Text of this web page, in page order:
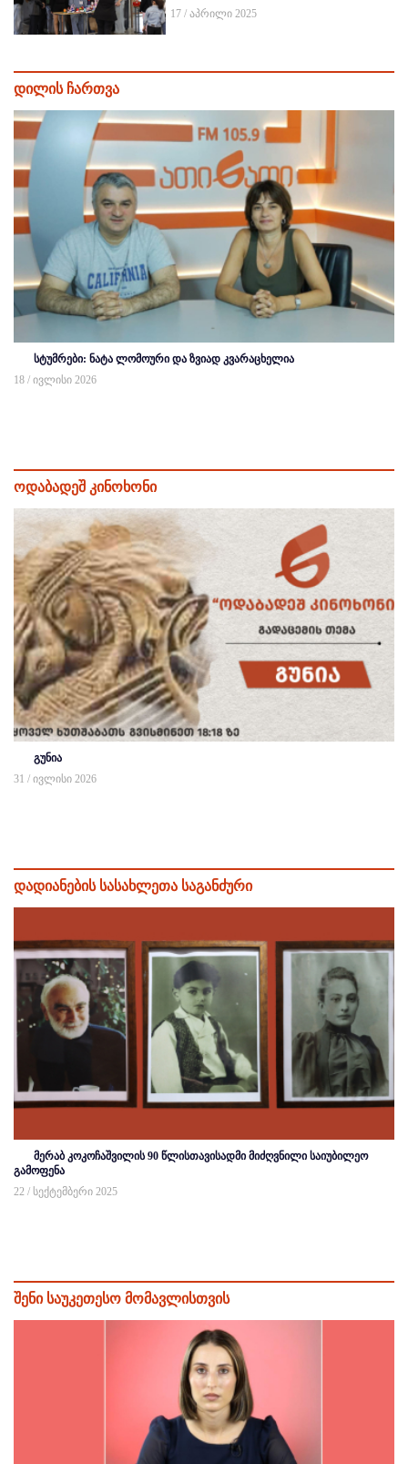
17 / აპრილი 2025
დილის ჩართვა
სტუმრები: ნატა ლომოური და ზვიად კვარაცხელია
18 / ივლისი 2026
ოდაბადეშ კინოხონი
გუნია
31 / ივლისი 2026
დადიანების სასახლეთა საგანძური
მერაბ კოკოჩაშვილის 90 წლისთავისადმი მიძღვნილი საიუბილეო
გამოფენა
22 / სექტემბერი 2025
შენი საუკეთესო მომავლისთვის